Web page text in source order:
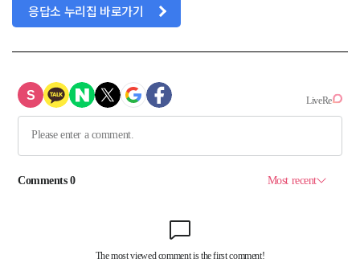
응답소 누리집 바로가기